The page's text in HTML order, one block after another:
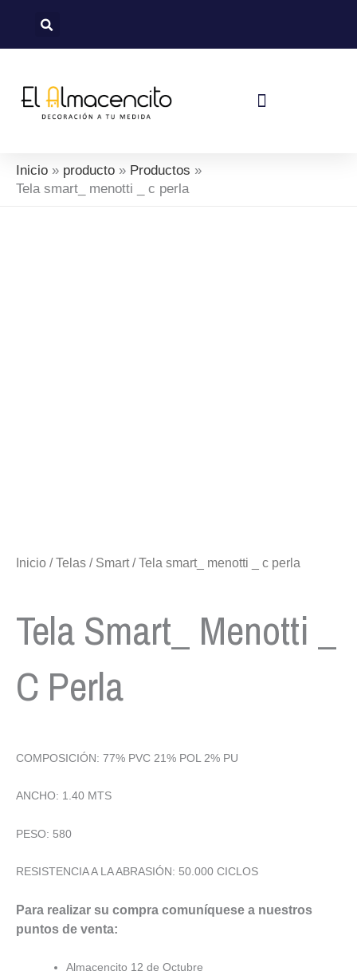
Inicio producto
Productos
Tela smart_ menotti _ c perla
Inicio /Telas / Smart/ Tela smart_ menotti _ c perla
Tela Smart_ Menotti _
C Perla
COMPOSICIÓN: 77% PVC 21% POL 2% PU
ANCHO: 1.40 MTS
PESO: 580
RESISTENCIA A LA ABRASIÓN: 50.000 CICLOS
Para realizar su compra comuníquese a nuestros
puntos de venta:
Almacencito 12 de Octubre